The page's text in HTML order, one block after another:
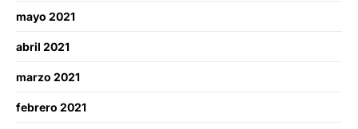
mayo 2021
abril 2021
marzo 2021
febrero 2021